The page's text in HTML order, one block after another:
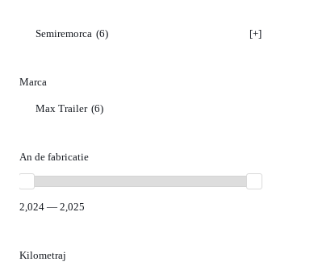
Semiremorca (6) [+]
Marca
Max Trailer (6)
An de fabricatie
2,024 — 2,025
Kilometraj